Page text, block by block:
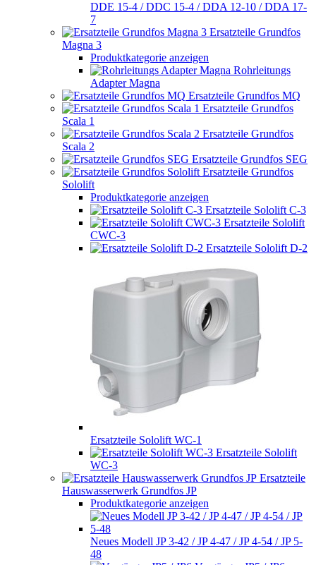
DDE 15-4 / DDC 15-4 / DDA 12-10 / DDA 17-
7
Ersatzteile Grundfos
Magna 3
Produktkategorie anzeigen
Rohrleitungs
Adapter Magna
Ersatzteile Grundfos MQ
Ersatzteile Grundfos
Scala 1
Ersatzteile Grundfos
Scala 2
Ersatzteile Grundfos SEG
Ersatzteile Grundfos
Sololift
Produktkategorie anzeigen
Ersatzteile Sololift C-3
Ersatzteile Sololift
CWC-3
Ersatzteile Sololift D-2
Ersatzteile Sololift WC-1
Ersatzteile Sololift
WC-3
Ersatzteile
Hauswasserwerk Grundfos JP
Produktkategorie anzeigen
Neues Modell JP 3-42 / JP 4-47 / JP 4-54 / JP 5-
48